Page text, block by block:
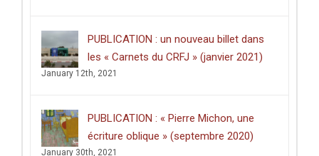
PUBLICATION : un nouveau billet dans
les « Carnets du CRFJ » (janvier 2021)
January 12th, 2021
PUBLICATION : « Pierre Michon, une
écriture oblique » (septembre 2020)
January 30th, 2021